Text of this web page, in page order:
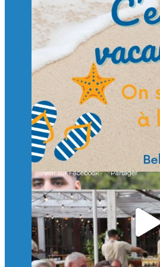
Charger plus
🙏 Soutenez l’Isep via la
et contribuons ensemble à
d’ingénieurs de demain. 🙏
Merci à tous !
🎯 Taxe d’apprentissage 2026 :
un numérique au service de
À l’Isep, nous formons des
Mastères Spécialisés, qui allient
valeurs humaines, au cœur de
...Voir plus
il y a 2 mois
Voir sur Facebook · Partager
🚀Afterwork à Genève 🚀
🥳 Le 22 avril dernier, 14
en Suisse ont partagé un
retrouvailles et d'échanges